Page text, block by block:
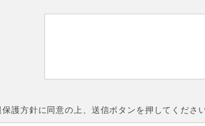
護方針に同意の上、送信ボタンを押してください